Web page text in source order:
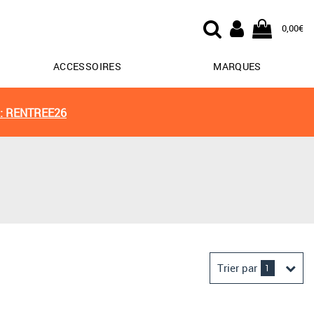
0,00€
ACCESSOIRES MARQUES
RENTREE26
Trier par 1